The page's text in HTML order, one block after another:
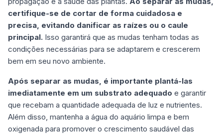
certifique-se de cortar de forma cuidadosa e
precisa, evitando danificar as raízes ou o caule
principal. Isso garantirá que as mudas tenham todas as
condições necessárias para se adaptarem e crescerem
bem em seu novo ambiente.
Após separar as mudas, é importante plantá-las
imediatamente em um substrato adequado e garantir
que recebam a quantidade adequada de luz e nutrientes.
Além disso, mantenha a água do aquário limpa e bem
oxigenada para promover o crescimento saudável das